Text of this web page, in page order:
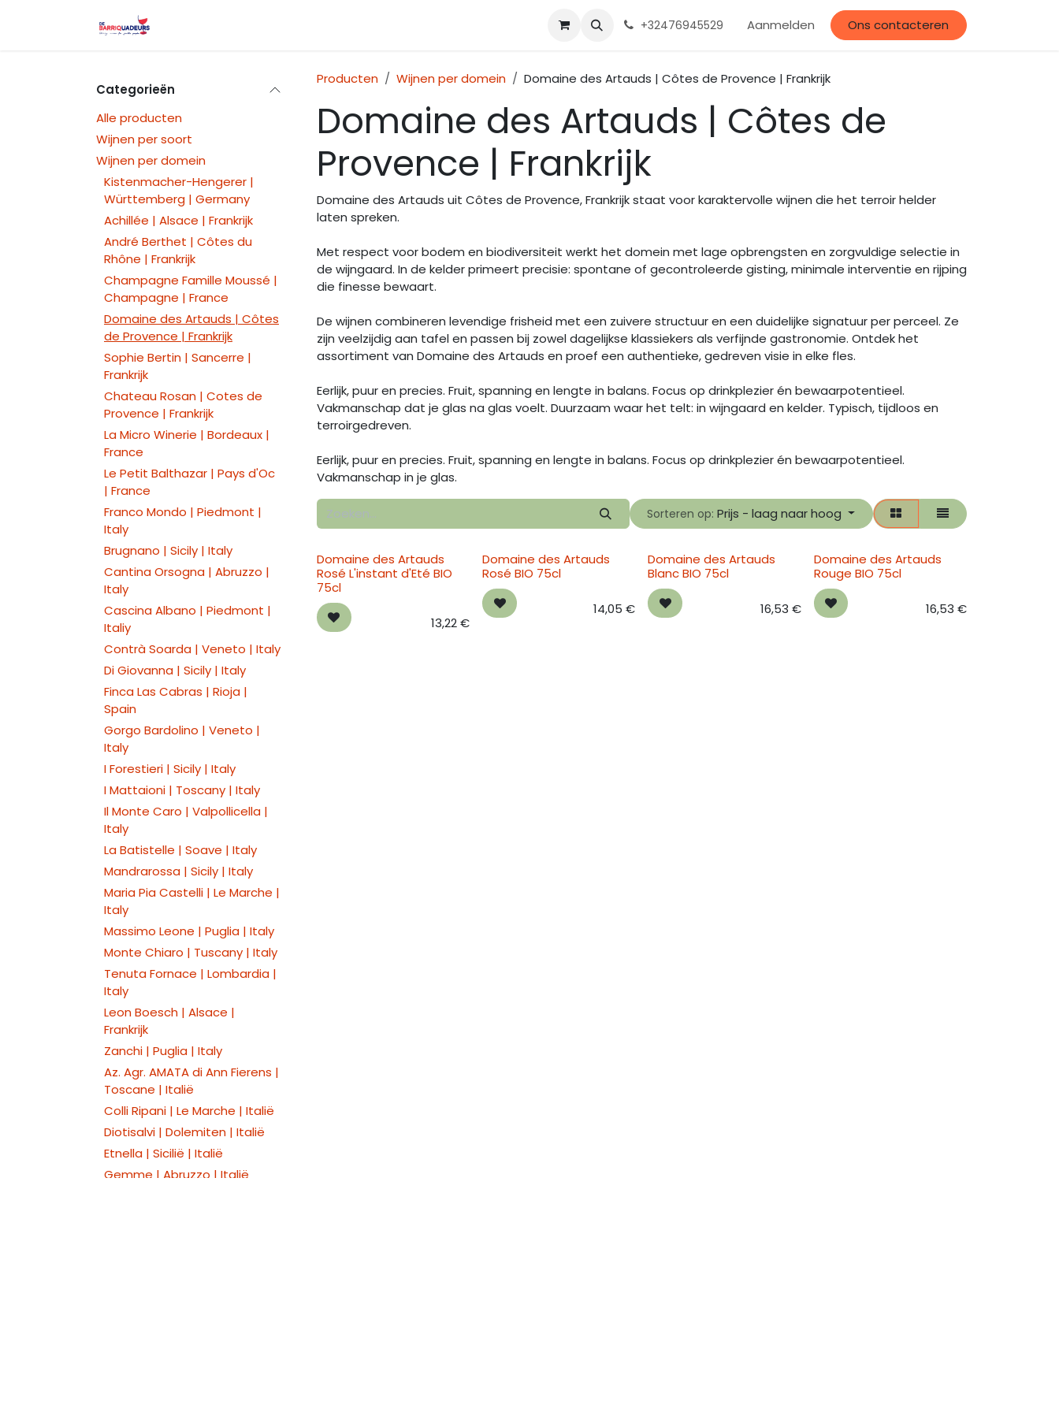
Over ons Contact Gallerij Evenementen Afspraak
+32476945529 Aanmelden Ons contacteren
Categorieën
Alle producten
Wijnen per soort
Wijnen per domein
Kistenmacher-Hengerer |
Württemberg | Germany
Achillée | Alsace | Frankrijk
André Berthet | Côtes du
Rhône | Frankrijk
Champagne Famille Moussé |
Champagne | France
Domaine des Artauds | Côtes
de Provence | Frankrijk
Sophie Bertin | Sancerre |
Frankrijk
Chateau Rosan | Cotes de
Provence | Frankrijk
La Micro Winerie | Bordeaux |
France
Le Petit Balthazar | Pays d'Oc
| France
Franco Mondo | Piedmont |
Italy
Brugnano | Sicily | Italy
Cantina Orsogna | Abruzzo |
Italy
Cascina Albano | Piedmont |
Italiy
Contrà Soarda | Veneto | Italy
Di Giovanna | Sicily | Italy
Finca Las Cabras | Rioja |
Spain
Gorgo Bardolino | Veneto |
Italy
I Forestieri | Sicily | Italy
I Mattaioni | Toscany | Italy
Il Monte Caro | Valpollicella |
Italy
La Batistelle | Soave | Italy
Mandrarossa | Sicily | Italy
Maria Pia Castelli | Le Marche |
Italy
Massimo Leone | Puglia | Italy
Monte Chiaro | Tuscany | Italy
Tenuta Fornace | Lombardia |
Italy
Leon Boesch | Alsace |
Frankrijk
Zanchi | Puglia | Italy
Az. Agr. AMATA di Ann Fierens |
Toscane | Italië
Colli Ripani | Le Marche | Italië
Diotisalvi | Dolemiten | Italië
Etnella | Sicilië | Italië
Gemme | Abruzzo | Italië
Producten Wijnen per domein Domaine des Artauds | Côtes de Provence | Frankrijk
Domaine des Artauds | Côtes de
Provence | Frankrijk
Domaine des Artauds uit Côtes de Provence, Frankrijk staat voor karaktervolle wijnen die het terroir helder
laten spreken.
Met respect voor bodem en biodiversiteit werkt het domein met lage opbrengsten en zorgvuldige selectie in
de wijngaard. In de kelder primeert precisie: spontane of gecontroleerde gisting, minimale interventie en rijping
die finesse bewaart.
De wijnen combineren levendige frisheid met een zuivere structuur en een duidelijke signatuur per perceel. Ze
zijn veelzijdig aan tafel en passen bij zowel dagelijkse klassiekers als verfijnde gastronomie. Ontdek het
assortiment van Domaine des Artauds en proef een authentieke, gedreven visie in elke fles.
Eerlijk, puur en precies. Fruit, spanning en lengte in balans. Focus op drinkplezier én bewaarpotentieel.
Vakmanschap dat je glas na glas voelt. Duurzaam waar het telt: in wijngaard en kelder. Typisch, tijdloos en
terroirgedreven.
Eerlijk, puur en precies. Fruit, spanning en lengte in balans. Focus op drinkplezier én bewaarpotentieel.
Vakmanschap in je glas.
Sorteren op: Prijs - laag naar hoog
Domaine des Artauds
Rosé L'instant d'Eté BIO
75cl
13,22€
Domaine des Artauds
Rosé BIO 75cl
14,05 €
Domaine des Artauds
Blanc BIO 75cl
16,53 €
Domaine des Artauds
Rouge BIO 75cl
16,53 €